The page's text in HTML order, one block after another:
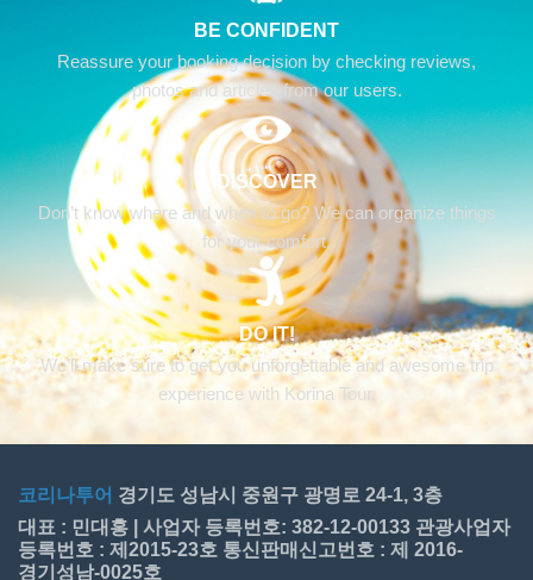
BE CONFIDENT
Reassure your booking decision by checking reviews,
photos and articles from our users.
DISCOVER
Don’t know where and when to go? We can organize things
for your comfort.
DO IT!
We’ll make sure to get you unforgettable and awesome trip
experience with Korina Tour.
코리나투어 경기도 성남시 중원구 광명로 24-1, 3층
대표 : 민대홍 | 사업자 등록번호: 382-12-00133 관광사업자
등록번호 : 제2015-23호 통신판매신고번호 : 제 2016-
경기성남-0025호